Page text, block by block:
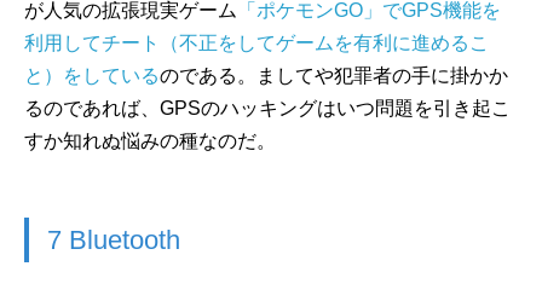
が人気の拡張現実ゲーム
「ポケモンGO」でGPS機能を
利用してチート（不正をしてゲームを有利に進めるこ
と）をしているのである。ましてや犯罪者の手に掛かか
るのであれば、GPSのハッキングはいつ問題を引き起こ
すか知れぬ悩みの種なのだ。
7 Bluetooth